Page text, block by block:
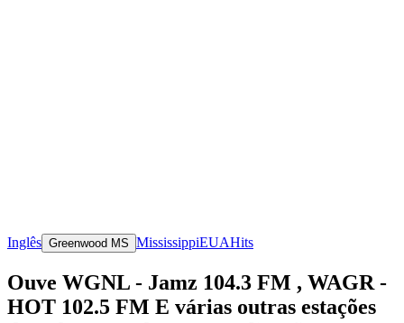
Inglês Greenwood MS MississippiEUAHits
Ouve WGNL - Jamz 104.3 FM , WAGR -
HOT 102.5 FM E várias outras estações